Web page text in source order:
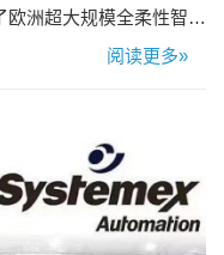
洲超大规模全柔性智能
一公里分拣”和“越库分
阅读更多»